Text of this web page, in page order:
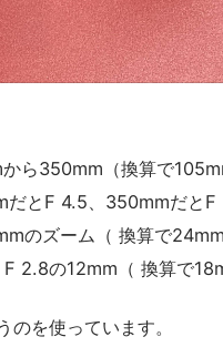
ら350mm（換算で
とF 4.5、350mmだとF
のズーム（ 換算で
2.8の12mm（ 換算で
を使っています。